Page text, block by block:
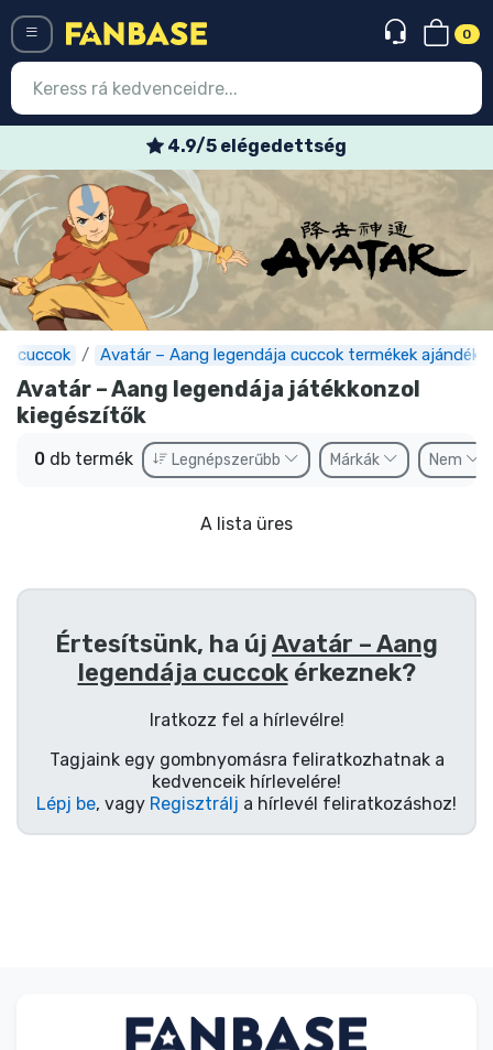
0
4.9/5 elégedettség
cuccok Avatár – Aang legendája cuccok termékek
Avatár – Aang legendája játékkonzol
kiegészítők
0 db termék Legnépszerűbb Márkák Nem
A lista üres
Értesítsünk, ha újAvatár – Aang
legendája cuccokérkeznek?
Iratkozz fel a hírlevélre!
Tagjaink egy gombnyomásra feliratkozhatnak a
kedvenceik hírlevelére!
Lépj be, vagy Regisztrálj a hírlevél feliratkozáshoz!
Belépés Regisztráció
Legújabb cuccok
Akciós ajánlatok
Express szállítás
Előrendelhető cuccok
Outlet cuccok
Filmes cuccok
Animés cuccok